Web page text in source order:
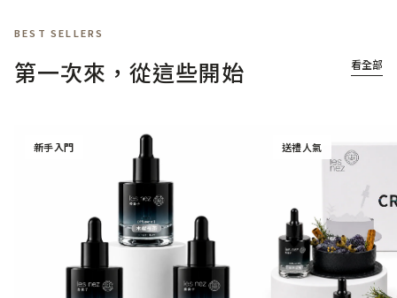
BEST SELLERS
第一次來，從這些開始 看全部
新手入門 送禮人氣